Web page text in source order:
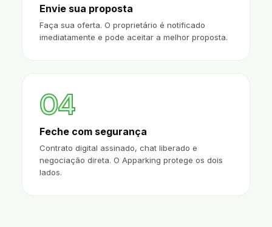
Envie sua proposta
Faça sua oferta. O proprietário é notificado
imediatamente e pode aceitar a melhor proposta.
04
Feche com segurança
Contrato digital assinado, chat liberado e
negociação direta. O Apparking protege os dois
lados.